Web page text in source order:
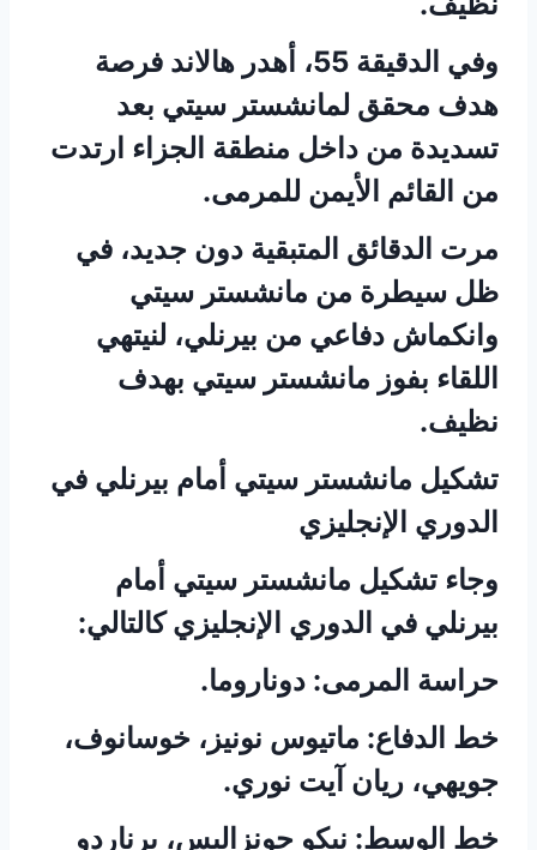
وفي الدقيقة 55، أهدر هالاند فرصة
هدف محقق لمانشستر سيتي بعد
تسديدة من داخل منطقة الجزاء ارتدت
من القائم الأيمن للمرمى.
مرت الدقائق المتبقية دون جديد، في
ظل سيطرة من مانشستر سيتي
وانكماش دفاعي من بيرنلي، لنيتهي
اللقاء بفوز مانشستر سيتي بهدف
نظيف.
تشكيل مانشستر سيتي أمام بيرنلي في
الدوري الإنجليزي
وجاء تشكيل مانشستر سيتي أمام
بيرنلي في الدوري الإنجليزي كالتالي:
حراسة المرمى: دوناروما.
خط الدفاع: ماتيوس نونيز، خوسانوف،
جويهي، ريان آيت نوري.
خط الوسط: نيكو جونزاليس، برناردو